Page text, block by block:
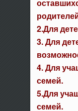
2.Для
3. Для
4. Для
семей.
5.Для
семей.